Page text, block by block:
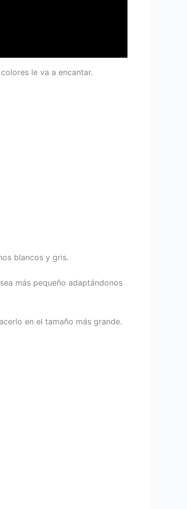
le va a encantar.
blancos y gris.
más pequeño adaptándonos
en el tamaño más grande.